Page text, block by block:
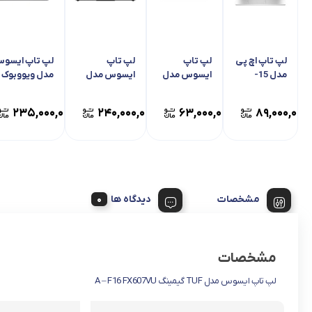
لپ تاپ اچ پی
مدل 15-
۸۹,۰۰۰,۰۰۰
لپ تاپ
ایسوس مدل
E410KA
۶۳,۰۰۰,۰۰۰
لپ تاپ
ایسوس مدل
FX608JHR
۲۴۰,۰۰۰,۰۰۰
لپ تاپ
مدل ویووبوک
۲۳۵,۰۰۰,۰۰۰
مشخصات دیدگاه ها
مشخصات
لپ تاپ ایسوس مدل TUF گیمینگ A – F16 FX607VU